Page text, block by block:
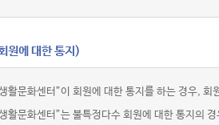
원에 대한 통지)
활문화센터”이 회원에 대한 통지를 하는 경우,
활문화센터”는 불특정다수 회원에 대한 통지의